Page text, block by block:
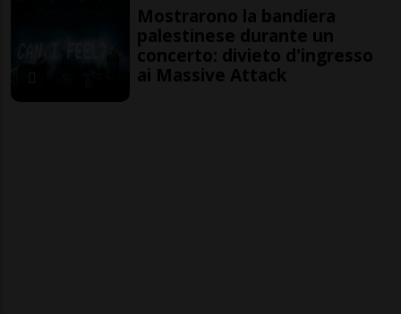
Mostrarono la bandiera
palestinese durante un
concerto: divieto d'ingresso
ai Massive Attack